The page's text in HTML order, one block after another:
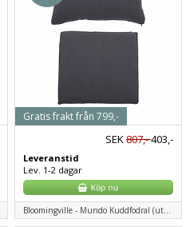
SEK807,-403,-
Leveranstid
Lev. 1-2 dagar
Gratis frakt från 799,-
Bloomingville - Mundo Kuddfodral (utan fyllning), Grå, Polyester